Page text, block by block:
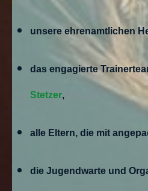
unsere ehrenamtlichen
das engagierte
Stetzer,
alle Eltern, die mit
die Jugendwarte und